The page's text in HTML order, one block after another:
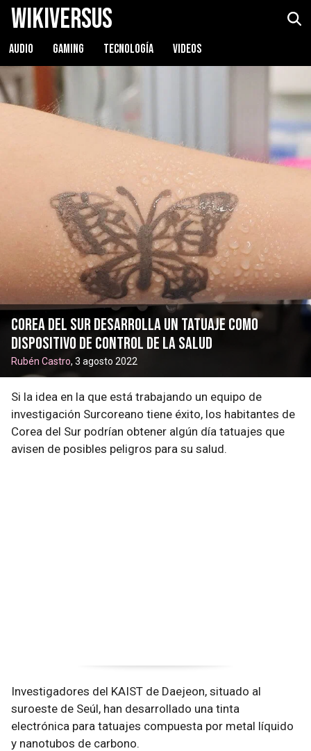
WikiVersus
AUDIO GAMING TECNOLOGÍA VIDEOS
Corea del Sur desarrolla un tatuaje como
dispositivo de control de la salud
Rubén Castro, 3 agosto 2022
Si la idea en la que está trabajando un equipo de
investigación Surcoreano tiene éxito, los habitantes de
Corea del Sur podrían obtener algún día tatuajes que
avisen de posibles peligros para su salud.
Investigadores del KAIST de Daejeon, situado al
suroeste de Seúl, han desarrollado una tinta
electrónica para tatuajes compuesta por metal líquido
y nanotubos de carbono.